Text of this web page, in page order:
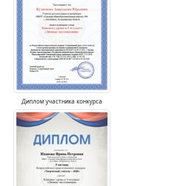
Диплом участника конкурса